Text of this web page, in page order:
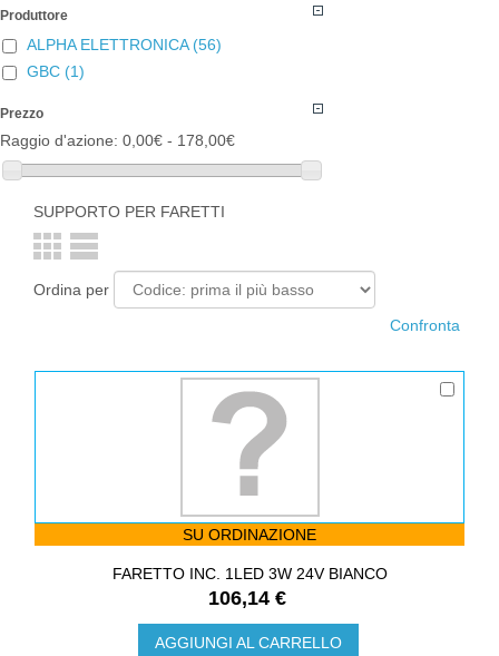
Produttore
ALPHA ELETTRONICA (56)
GBC (1)
Prezzo
Raggio d'azione: 0,00€ - 178,00€
SUPPORTO PER FARETTI
Ordina per
SU ORDINAZIONE
FARETTO INC. 1LED 3W 24V BIANCO
106,14 €
AGGIUNGI AL CARRELLO